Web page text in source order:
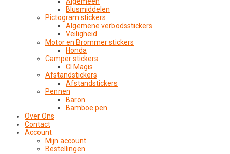
Blusmiddelen
Pictogram stickers
Algemene verbodsstickers
Veiligheid
Motor en Brommer stickers
Honda
Camper stickers
CI Magis
Afstandstickers
Afstandstickers
Pennen
Baron
Bamboe pen
Over Ons
Contact
Account
Mijn account
Bestellingen